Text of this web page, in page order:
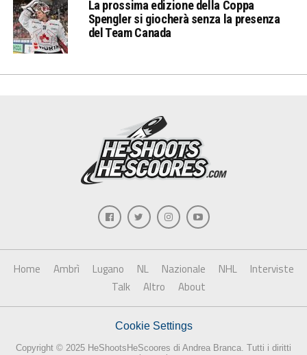
La prossima edizione della Coppa
Spengler si giocherà senza la presenza
del Team Canada
Home Ambrì Lugano NL Nazionale NHL
Interviste
Talk
Altro About
Cookie Settings
Copyright © 2025 HeShootsHeScoores di Andrea Branca. Tutti i diritti